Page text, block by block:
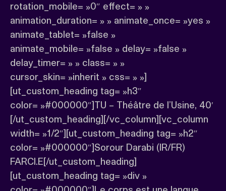
rotation_mobile= »0″ effect= » »
animation_duration= » » animate_once= »yes »
animate_tablet= »false »
animate_mobile= »false » delay= »false »
delay_timer= » » class= » »
cursor_skin= »inherit » css= » »]
[ut_custom_heading tag= »h3″
color= »#000000″]TU – Théâtre de l’Usine, 40′
[/ut_custom_heading][/vc_column][vc_column
width= »1/2″][ut_custom_heading tag= »h2″
color= »#000000″]Sorour Darabi (IR/FR)
FARCI.E[/ut_custom_heading]
[ut_custom_heading tag= »div »